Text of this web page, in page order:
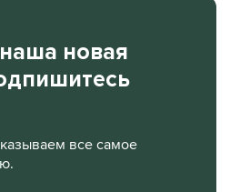
новая
все самое